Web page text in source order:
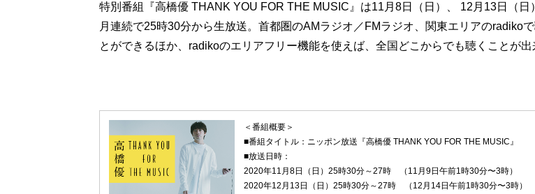
特別番組『高橋優 THANK YOU FOR THE MUSIC』は11月8日（日）、 12月13日（日
月連続で25時30分から生放送。首都圏のAMラジオ／FMラジオ、関東エリアのradikoで
とができるほか、radikoのエリアフリー機能を使えば、全国どこからでも聴くことが出
＜番組概要＞
■番組タイトル：ニッポン放送『高橋優 THANK YOU FOR THE MUSIC』
■放送日時：
2020年11月8日（日）25時30分～27時 （11月9日午前1時30分〜3時）
2020年12月13日（日）25時30分～27時 （12月14日午前1時30分〜3時）